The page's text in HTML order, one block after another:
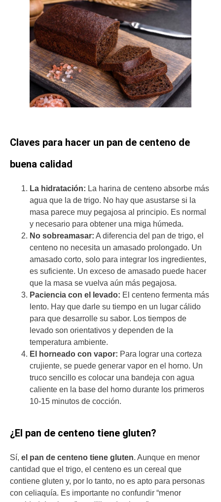
Claves para hacer un pan de centeno de
buena calidad
La hidratación: La harina de centeno absorbe más
agua que la de trigo. No hay que asustarse si la
masa parece muy pegajosa al principio. Es normal
y necesario para obtener una miga húmeda.
No sobreamasar: A diferencia del pan de trigo, el
centeno no necesita un amasado prolongado. Un
amasado corto, solo para integrar los ingredientes,
es suficiente. Un exceso de amasado puede hacer
que la masa se vuelva aún más pegajosa.
Paciencia con el levado: El centeno fermenta más
lento. Hay que darle su tiempo en un lugar cálido
para que desarrolle su sabor. Los tiempos de
levado son orientativos y dependen de la
temperatura ambiente.
El horneado con vapor: Para lograr una corteza
crujiente, se puede generar vapor en el horno. Un
truco sencillo es colocar una bandeja con agua
caliente en la base del horno durante los primeros
10-15 minutos de cocción.
¿El pan de centeno tiene gluten?
Sí, el pan de centeno tiene gluten. Aunque en menor
cantidad que el trigo, el centeno es un cereal que
contiene gluten y, por lo tanto, no es apto para personas
con celiaquía. Es importante no confundir “menor